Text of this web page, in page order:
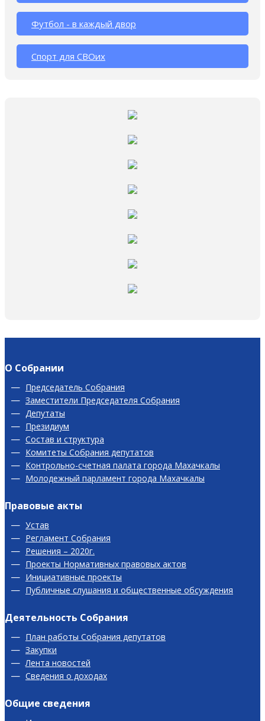
Футбол - в каждый двор
Спорт для СВОих
О Собрании
Председатель Собрания
Заместители Председателя Собрания
Депутаты
Президиум
Состав и структура
Комитеты Собрания депутатов
Контрольно-счетная палата города Махачкалы
Молодежный парламент города Махачкалы
Правовые акты
Устав
Регламент Собрания
Решения – 2020г.
Проекты Нормативных правовых актов
Инициативные проекты
Публичные слушания и общественные обсуждения
Деятельность Собрания
План работы Собрания депутатов
Закупки
Лента новостей
Сведения о доходах
Общие сведения